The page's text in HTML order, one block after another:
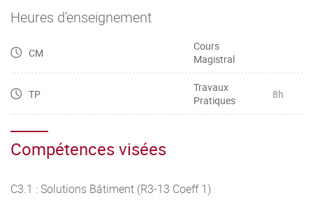
Heures d'enseignement
CM
Cours
Magistral
TP
Travaux
Pratiques
8h
Compétences visées
C3.1 : Solutions Bâtiment (R3-13 Coeff 1)